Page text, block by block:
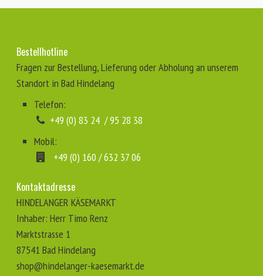
Bestellhotline
Fragen zur Bestellung, Lieferung oder Abholung an unserem
Standort in Bad Hindelang
Telefon:
+49 (0) 83 24 / 95 28 38
Mobil:
+49 (0) 160 / 632 37 06
Kontaktadresse
HINDELANGER KÄSEMARKT
Inhaber: Herr Timo Renz
Marktstrasse 1
87541 Bad Hindelang
shop@hindelanger-kaesemarkt.de